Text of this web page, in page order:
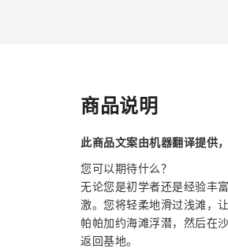
商品说明
此商品文案由机器翻译提供
您可以期待什么？
无论您是初学者还是经验丰
激。您将轻柔地滑过浅滩，
帕帕加约海滩浮潜，然后在
返回基地。